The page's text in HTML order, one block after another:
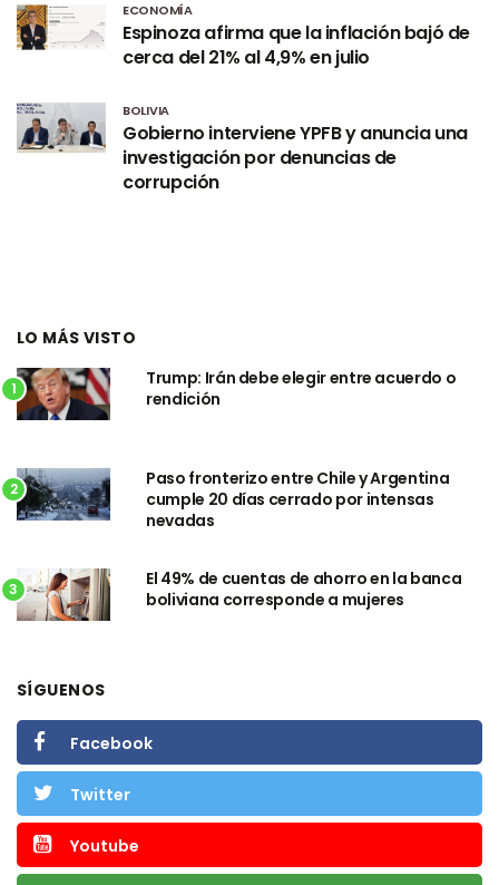
ECONOMÍA
Espinoza afirma que la inflación bajó de
cerca del 21% al 4,9% en julio
BOLIVIA
Gobierno interviene YPFB y anuncia una
investigación por denuncias de
corrupción
LO MÁS VISTO
1
Trump: Irán debe elegir entre acuerdo o
rendición
2
Paso fronterizo entre Chile y Argentina
cumple 20 días cerrado por intensas
nevadas
3
El 49% de cuentas de ahorro en la banca
boliviana corresponde a mujeres
SÍGUENOS
Facebook
Twitter
Youtube